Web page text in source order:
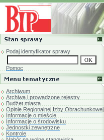
Podaj identyfikator sprawy
Pomoc
Archiwum
Archiwa i prowadzone rejestry
Budżet miasta
Opinie Regionalnej Izby Obrachunkowej
Informacje o mieście
Informacje o środowisku
Jednostki zewnętrzne
Kontrole